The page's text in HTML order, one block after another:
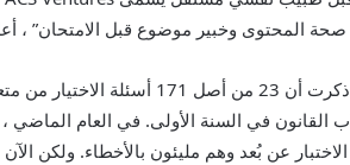
المحتوى وخبير موضوع قبل الامتحان” ،
في السنة الأولى. في العام الماضي
عن بُعد وهم مليئون بالأخطاء. ولكن